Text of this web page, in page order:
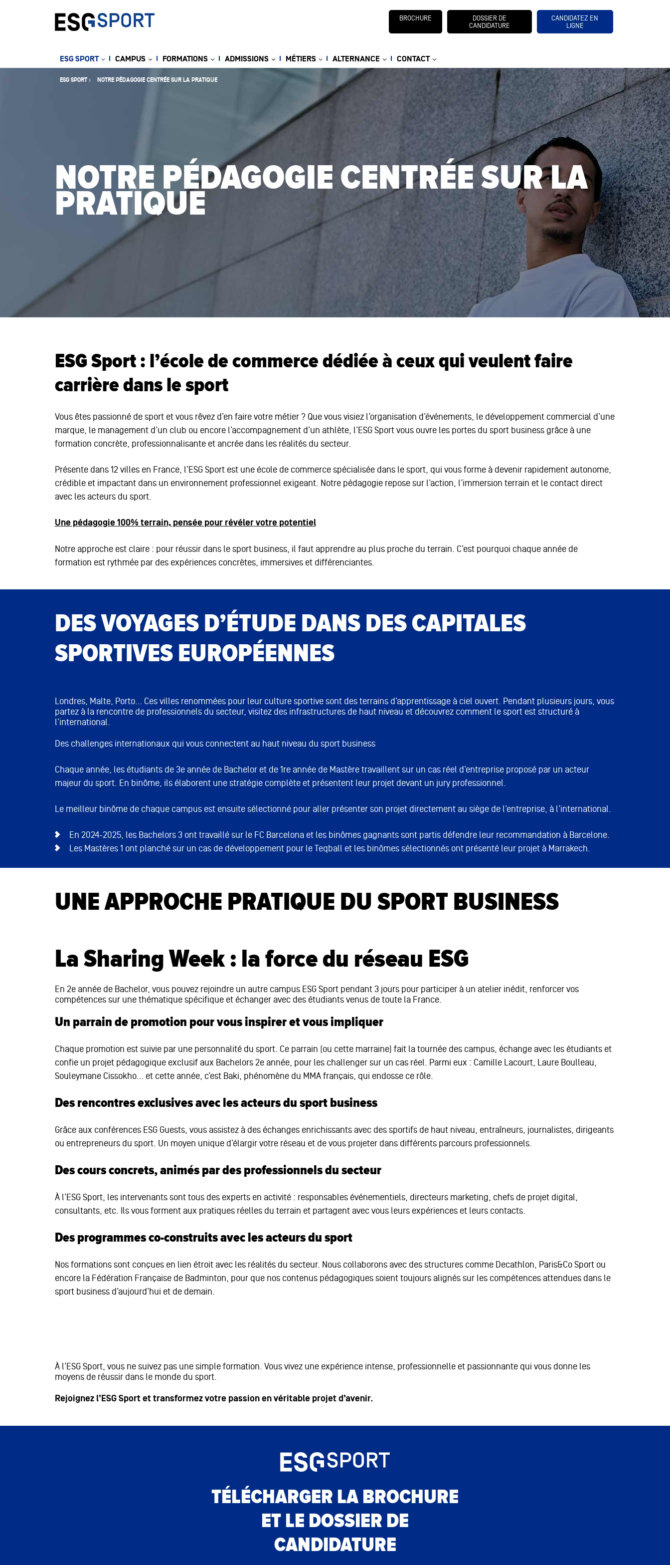
ESG SPORT NOTRE PÉDAGOGIE CENTRÉE SUR LA PRATIQUE
NOTRE PÉDAGOGIE CENTRÉE SUR LA
PRATIQUE
ESG Sport : l’école de commerce dédiée à ceux qui veulent faire
carrière dans le sport
Vous êtes passionné de sport et vous rêvez d’en faire votre métier ? Que vous visiez l’organisation d’événements, le développement commercial d’une
marque, le management d’un club ou encore l’accompagnement d’un athlète, l’ESG Sport vous ouvre les portes du sport business grâce à une
formation concrète, professionnalisante et ancrée dans les réalités du secteur.
Présente dans 12 villes en France, l’ESG Sport est une école de commerce spécialisée dans le sport, qui vous forme à devenir rapidement autonome,
crédible et impactant dans un environnement professionnel exigeant. Notre pédagogie repose sur l’action, l’immersion terrain et le contact direct
avec les acteurs du sport.
Une pédagogie 100% terrain, pensée pour révéler votre potentiel
Notre approche est claire : pour réussir dans le sport business, il faut apprendre au plus proche du terrain. C’est pourquoi chaque année de
formation est rythmée par des expériences concrètes, immersives et différenciantes.
DES VOYAGES D’ÉTUDE DANS DES CAPITALES
SPORTIVES EUROPÉENNES
Londres, Malte, Porto… Ces villes renommées pour leur culture sportive sont des terrains d’apprentissage à ciel ouvert. Pendant plusieurs jours, vous
partez à la rencontre de professionnels du secteur, visitez des infrastructures de haut niveau et découvrez comment le sport est structuré à
l’international.
Des challenges internationaux qui vous connectent au haut niveau du sport business
Chaque année, les étudiants de 3e année de Bachelor et de 1re année de Mastère travaillent sur un cas réel d’entreprise proposé par un acteur
majeur du sport. En binôme, ils élaborent une stratégie complète et présentent leur projet devant un jury professionnel.
Le meilleur binôme de chaque campus est ensuite sélectionné pour aller présenter son projet directement au siège de l’entreprise, à l’international.
En 2024-2025, les Bachelors 3 ont travaillé sur le FC Barcelona et les binômes gagnants sont partis défendre leur recommandation à Barcelone.
Les Mastères 1 ont planché sur un cas de développement pour le Teqball et les binômes sélectionnés ont présenté leur projet à Marrakech.
UNE APPROCHE PRATIQUE DU SPORT BUSINESS
La Sharing Week : la force du réseau ESG
En 2e année de Bachelor, vous pouvez rejoindre un autre campus ESG Sport pendant 3 jours pour participer à un atelier inédit, renforcer vos
compétences sur une thématique spécifique et échanger avec des étudiants venus de toute la France.
Un parrain de promotion pour vous inspirer et vous impliquer
Chaque promotion est suivie par une personnalité du sport. Ce parrain (ou cette marraine) fait la tournée des campus, échange avec les étudiants et
confie un projet pédagogique exclusif aux Bachelors 2e année, pour les challenger sur un cas réel. Parmi eux : Camille Lacourt, Laure Boulleau,
Souleymane Cissokho… et cette année, c’est Baki, phénomène du MMA français, qui endosse ce rôle.
Des rencontres exclusives avec les acteurs du sport business
Grâce aux conférences ESG Guests, vous assistez à des échanges enrichissants avec des sportifs de haut niveau, entraîneurs, journalistes, dirigeants
ou entrepreneurs du sport. Un moyen unique d’élargir votre réseau et de vous projeter dans différents parcours professionnels.
Des cours concrets, animés par des professionnels du secteur
À l’ESG Sport, les intervenants sont tous des experts en activité : responsables événementiels, directeurs marketing, chefs de projet digital,
consultants, etc. Ils vous forment aux pratiques réelles du terrain et partagent avec vous leurs expériences et leurs contacts.
Des programmes co-construits avec les acteurs du sport
Nos formations sont conçues en lien étroit avec les réalités du secteur. Nous collaborons avec des structures comme Decathlon, Paris&Co Sport ou
encore la Fédération Française de Badminton, pour que nos contenus pédagogiques soient toujours alignés sur les compétences attendues dans le
sport business d’aujourd’hui et de demain.
À l’ESG Sport, vous ne suivez pas une simple formation. Vous vivez une expérience intense, professionnelle et passionnante qui vous donne les
moyens de réussir dans le monde du sport.
Rejoignez l’ESG Sport et transformez votre passion en véritable projet d’avenir.
TÉLÉCHARGER LA BROCHURE
ET LE DOSSIER DE
CANDIDATURE
BROCHURE
DOSSIER DE
CANDIDATURE
CANDIDATEZ EN
LIGNE
ESG SPORT CAMPUS FORMATIONS ADMISSIONS MÉTIERS ALTERNANCE CONTACT